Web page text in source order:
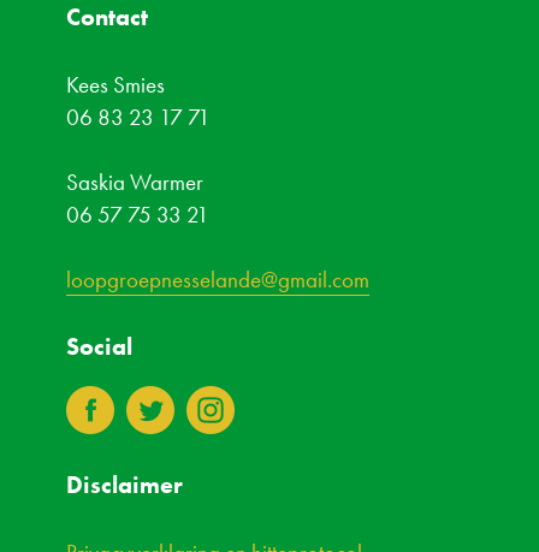
Contact
Kees Smies
06 83 23 17 71
Saskia Warmer
06 57 75 33 21
loopgroepnesselande@gmail.com
Social
3 4 8
Disclaimer